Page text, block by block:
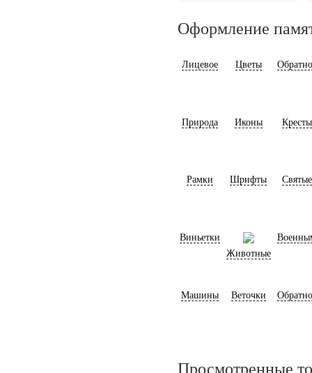
Оформление
Лицевое Цветы
Природа Иконы Кресты
Рамки Шрифты Святые
Виньетки
Животные
Машины Веточки
Просмотренные